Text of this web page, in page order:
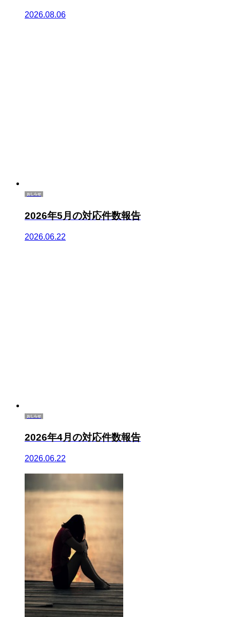
2026.08.06
おしらせ
2026年5月の対応件数報告
2026.06.22
おしらせ
2026年4月の対応件数報告
2026.06.22